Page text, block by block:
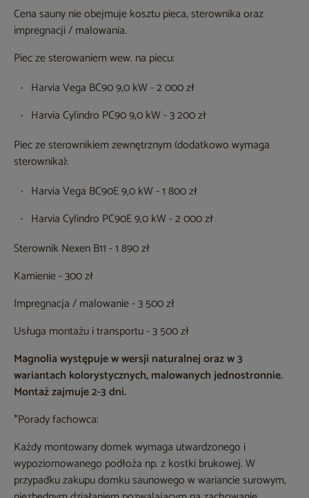
Cena sauny nie obejmuje kosztu pieca, sterownika oraz
impregnacji / malowania.
Piec ze sterowaniem wew. na piecu:
Harvia Vega BC90 9,0 kW - 2 000 zł
Harvia Cylindro PC90 9,0 kW - 3 200 zł
Piec ze sterownikiem zewnętrznym (dodatkowo wymaga
sterownika):
Harvia Vega BC90E 9,0 kW - 1 800 zł
Harvia Cylindro PC90E 9,0 kW - 2 000 zł
Sterownik Nexen B11 - 1 890 zł
Kamienie - 300 zł
Impregnacja / malowanie - 3 500 zł
Usługa montażu i transportu - 3 500 zł
Magnolia występuje w wersji naturalnej oraz w 3
wariantach kolorystycznych, malowanych jednostronnie.
Montaż zajmuje 2-3 dni.
*Porady fachowca:
Każdy montowany domek wymaga utwardzonego i
wypoziomowanego podłoża np. z kostki brukowej. W
przypadku zakupu domku saunowego w wariancie surowym,